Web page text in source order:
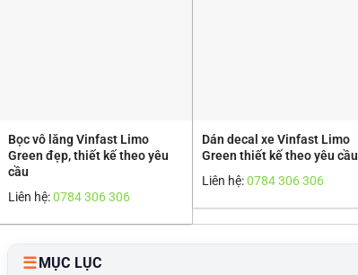
Bọc vô lăng Vinfast Limo
Green đẹp, thiết kế theo yêu
cầu
Liên hệ:0784 306 306
Dán decal xe Vinfast Limo
Green thiết kế theo yêu cầu
Liên hệ:0784 306 306
☰MỤC LỤC